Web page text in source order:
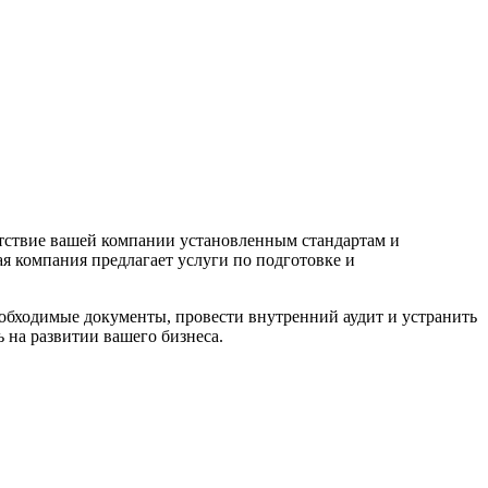
вашей компании установленным стандартам и
предлагает услуги по подготовке и
документы, провести внутренний аудит и устранить
развитии вашего бизнеса.